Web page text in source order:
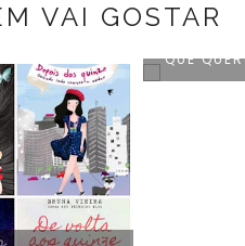
VAI GOSTAR
QUE